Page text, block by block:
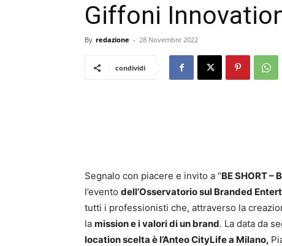
Giffoni
By redazione - 28 Novembre 2022
condividi
Segnalo con piacere e invito a “BE SHORT
l’evento dell’Osservatorio sul Branded
tutti i professionisti che, attraverso la
la mission e i valori di un brand. La data da
location scelta è l’Anteo CityLife a Milano,